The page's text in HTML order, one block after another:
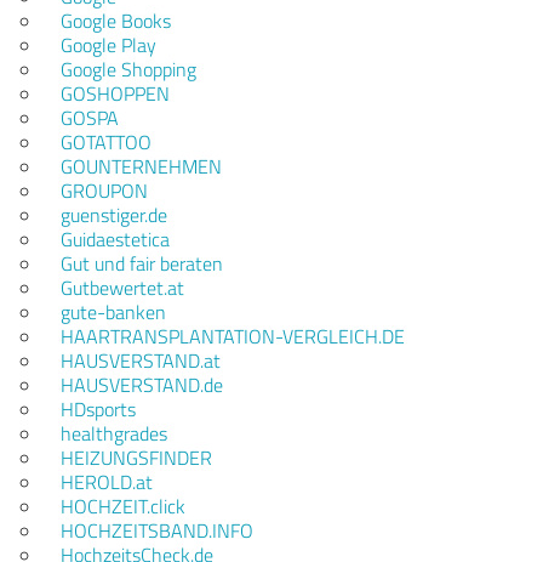
Google Books
Google Play
Google Shopping
GOSHOPPEN
GOSPA
GOTATTOO
GOUNTERNEHMEN
GROUPON
guenstiger.de
Guidaestetica
Gut und fair beraten
Gutbewertet.at
gute-banken
HAARTRANSPLANTATION-VERGLEICH.DE
HAUSVERSTAND.at
HAUSVERSTAND.de
HDsports
healthgrades
HEIZUNGSFINDER
HEROLD.at
HOCHZEIT.click
HOCHZEITSBAND.INFO
HochzeitsCheck.de